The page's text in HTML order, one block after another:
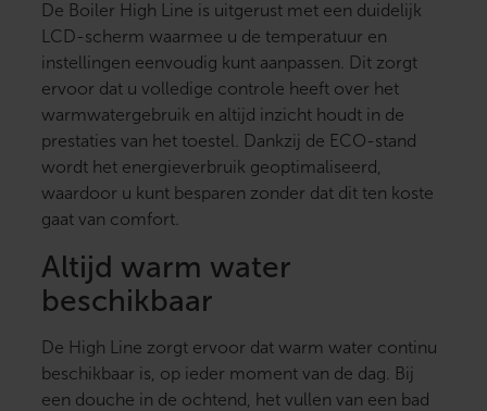
De Boiler High Line is uitgerust met een duidelijk
LCD-scherm waarmee u de temperatuur en
instellingen eenvoudig kunt aanpassen. Dit zorgt
ervoor dat u volledige controle heeft over het
warmwatergebruik en altijd inzicht houdt in de
prestaties van het toestel. Dankzij de ECO-stand
wordt het energieverbruik geoptimaliseerd,
waardoor u kunt besparen zonder dat dit ten koste
gaat van comfort.
Altijd warm water
beschikbaar
De High Line zorgt ervoor dat warm water continu
beschikbaar is, op ieder moment van de dag. Bij
een douche in de ochtend, het vullen van een bad